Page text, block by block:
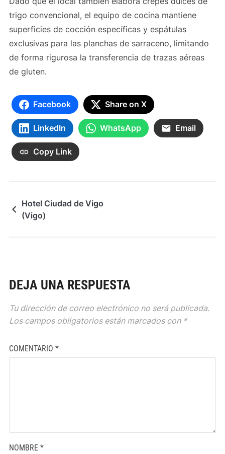
trigo convencional, el equipo de cocina mantiene
superficies de cocción específicas y espátulas
exclusivas para las planchas de sarraceno, limitando
de forma rigurosa la transferencia de trazas aéreas
de gluten.
Facebook Share on X
LinkedIn WhatsApp Email
Copy Link
Hotel Ciudad de Vigo
(Vigo)
DEJA UNA RESPUESTA
Tu dirección de correo electrónico no será publicada.
Los campos obligatorios están marcados con *
COMENTARIO *
NOMBRE *